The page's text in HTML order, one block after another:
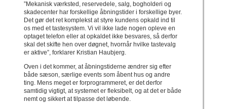
”Mekanisk værksted, reservedele, salg, bogholderi og
skadecenter har forskellige åbningstider i forskellige byer.
Det gør det ret komplekst at styre kundens opkald ind til
os med et tastesystem. Vi vil ikke lade nogen opleve en
optaget telefon eller at opkaldet ikke besvares, så derfor
skal det skifte hen over døgnet, hvornår hvilke tastevalg
er aktive”, forklarer Kristian Haubjerg.
Oven i det kommer, at åbningstiderne ændrer sig efter
både sæson, særlige events som åbent hus og andre
ting. Mens meget er forprogrammeret, er det derfor
samtidig vigtigt, at systemet er fleksibelt, og at det er både
nemt og sikkert at tilpasse det løbende.